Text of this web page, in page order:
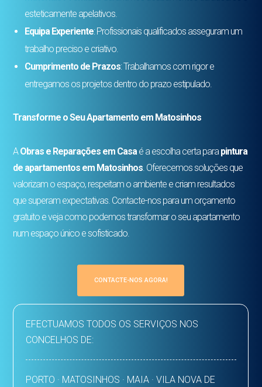
esteticamente apelativos.
Equipa Experiente: Profissionais qualificados asseguram um
trabalho preciso e criativo.
Cumprimento de Prazos: Trabalhamos com rigor e
entregamos os projetos dentro do prazo estipulado.
Transforme o Seu Apartamento em Matosinhos
AObras e Reparações em Casa é a escolha certa para pintura
de apartamentos em Matosinhos . Oferecemos soluções que
valorizam o espaço, respeitam o ambiente e criam resultados
que superam expectativas. Contacte-nos para um orçamento
gratuito e veja como podemos transformar o seu apartamento
num espaço único e sofisticado.
CONTACTE-NOS AGORA!
EFECTUAMOS TODOS OS SERVIÇOS NOS
CONCELHOS DE:
PORTO · MATOSINHOS · MAIA · VILA NOVA DE